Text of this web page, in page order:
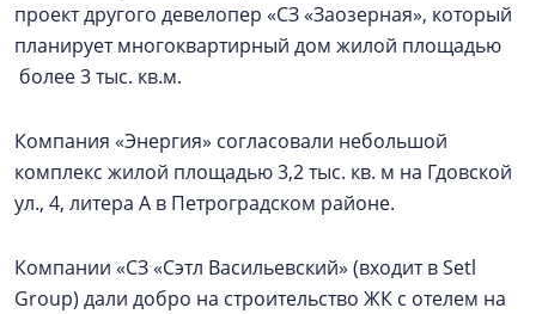
проект другого девелопер «СЗ «Заозерная», который
планирует многоквартирный дом жилой площадью
более 3 тыс. кв.м.
Компания «Энергия» согласовали небольшой
комплекс жилой площадью 3,2 тыс. кв. м на Гдовской
ул., 4, литера А в Петроградском районе.
Компании «СЗ «Сэтл Васильевский» (входит в Setl
Group) дали добро на строительство ЖК с отелем на